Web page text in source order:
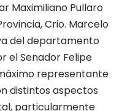
Maximiliano Pullaro
Crio. Marcelo
del departamento
el Senador Felipe
representante
distintos aspectos
particularmente